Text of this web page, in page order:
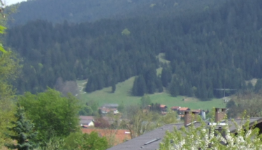
ドイツと隣国をめぐる旅
角野隼斗氏の海外公演コンサート鑑
ドイツの美味しい旅
没後200年！2027年はベートーヴ
自分で創る旅(完全オーダ